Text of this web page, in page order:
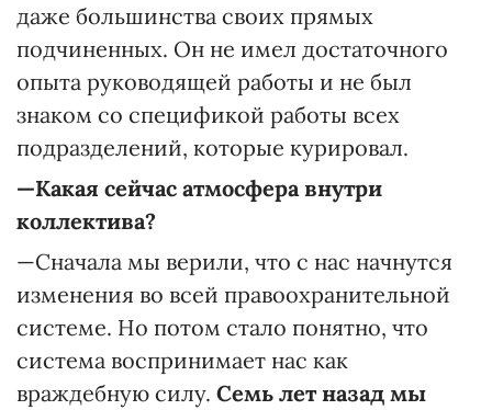
даже большинства своих прямых
подчиненных. Он не имел достаточного
опыта руководящей работы и не был
знаком со спецификой работы всех
подразделений, которые курировал.
—Какая сейчас атмосфера внутри
коллектива?
—Сначала мы верили, что с нас начнутся
изменения во всей правоохранительной
системе. Но потом стало понятно, что
система воспринимает нас как
враждебную силу. Семь лет назад мы